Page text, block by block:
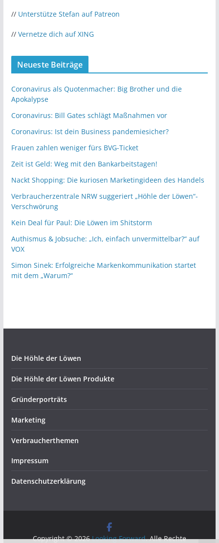
// Unterstütze Stefan auf Patreon
// Vernetze dich auf XING
Neueste Beiträge
Coronavirus als Quotenmacher: Big Brother und die
Apokalypse
Coronavirus: Bill Gates schlägt Maßnahmen vor
Coronavirus: Ist dein Business pandemiesicher?
Frauen zahlen weniger fürs BVG-Ticket
Zeit ist Geld: Weg mit den Bankarbeitstagen!
Nackt Shopping: Die kuriosen Marketingideen des Handels
Verbraucherzentrale NRW suggeriert „Höhle der Löwen“-
Verschwörung
Kein Deal für Paul: Die Löwen im Shitstorm
Authismus & Jobsuche: „Ich, einfach unvermittelbar?“ auf
VOX
Simon Sinek: Erfolgreiche Markenkommunikation startet
mit dem „Warum?“
Die Höhle der Löwen
Die Höhle der Löwen Produkte
Gründerporträts
Marketing
Verbraucherthemen
Impressum
Datenschutzerklärung
Copyright © 2026Looking Forward. Alle Rechte